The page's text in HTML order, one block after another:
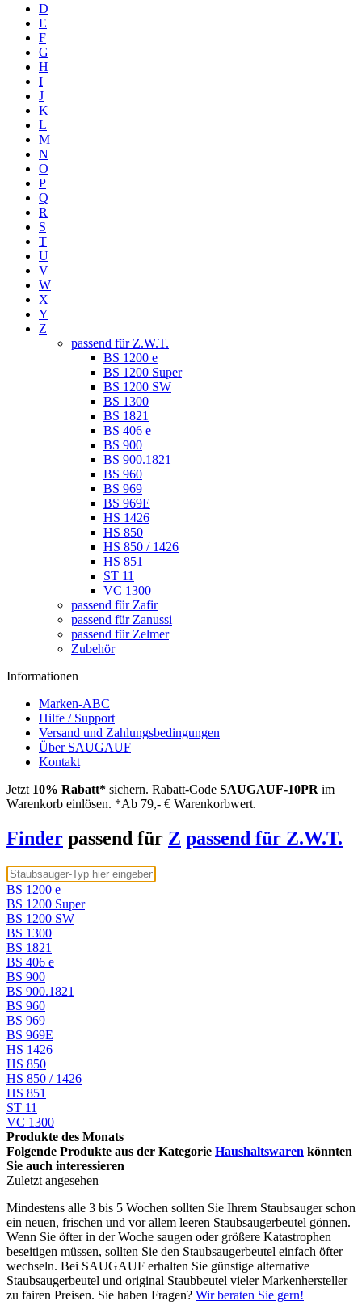
D
E
F
G
H
I
J
K
L
M
N
O
P
Q
R
S
T
U
V
W
X
Y
Z
passend für Z.W.T.
BS 1200 e
BS 1200 Super
BS 1200 SW
BS 1300
BS 1821
BS 406 e
BS 900
BS 900.1821
BS 960
BS 969
BS 969E
HS 1426
HS 850
HS 850 / 1426
HS 851
ST 11
VC 1300
passend für Zafir
passend für Zanussi
passend für Zelmer
Zubehör
Informationen
Marken-ABC
Hilfe / Support
Versand und Zahlungsbedingungen
Über SAUGAUF
Kontakt
Jetzt 10% Rabatt* sichern. Rabatt-Code SAUGAUF-10PR im
Warenkorb einlösen. *Ab 79,- € Warenkorbwert.
Finder passend für Z passend für Z.W.T.
BS 1200 e
BS 1200 Super
BS 1200 SW
BS 1300
BS 1821
BS 406 e
BS 900
BS 900.1821
BS 960
BS 969
BS 969E
HS 1426
HS 850
HS 850 / 1426
HS 851
ST 11
VC 1300
Produkte des Monats
Folgende Produkte aus der Kategorie Haushaltswaren könnten
Sie auch interessieren
Zuletzt angesehen
Mindestens alle 3 bis 5 Wochen sollten Sie Ihrem Staubsauger schon
ein neuen, frischen und vor allem leeren Staubsaugerbeutel gönnen.
Wenn Sie öfter in der Woche saugen oder größere Katastrophen
beseitigen müssen, sollten Sie den Staubsaugerbeutel einfach öfter
wechseln. Bei SAUGAUF erhalten Sie günstige alternative
Staubsaugerbeutel und original Staubbeutel vieler Markenhersteller
zu fairen Preisen. Sie haben Fragen? Wir beraten Sie gern!